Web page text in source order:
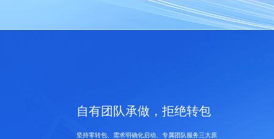
自有团队承做，拒绝转包
坚持零转包、需求明确化启动、专属团队服务三大原